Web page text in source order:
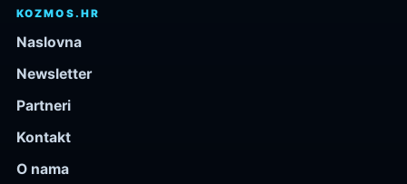
KOZMOS.HR
Naslovna
Newsletter
Partneri
Kontakt
O nama